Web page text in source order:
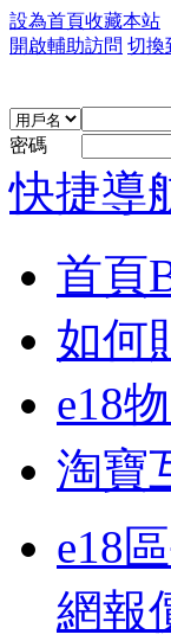
設為首頁收藏本站
開啟輔助訪問 切換
密碼
快捷導
首頁
如何
e18
淘寶
e18
網報